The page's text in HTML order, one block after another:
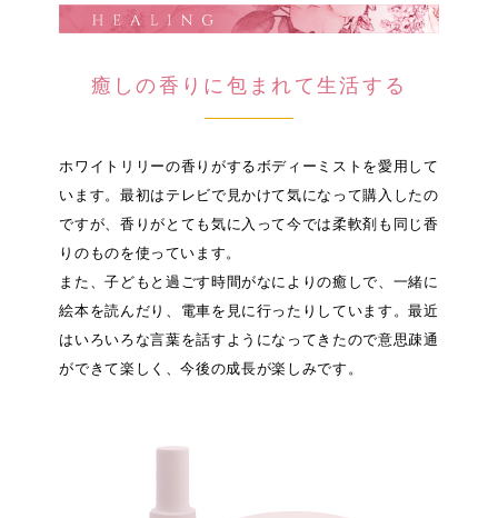
癒しの香りに包まれて生活する
ホワイトリリーの香りがするボディーミストを愛用して
います。最初はテレビで見かけて気になって購入したの
ですが、香りがとても気に入って今では柔軟剤も同じ香
りのものを使っています。
また、子どもと過ごす時間がなによりの癒しで、一緒に
絵本を読んだり、電車を見に行ったりしています。最近
はいろいろな言葉を話すようになってきたので意思疎通
ができて楽しく、今後の成長が楽しみです。